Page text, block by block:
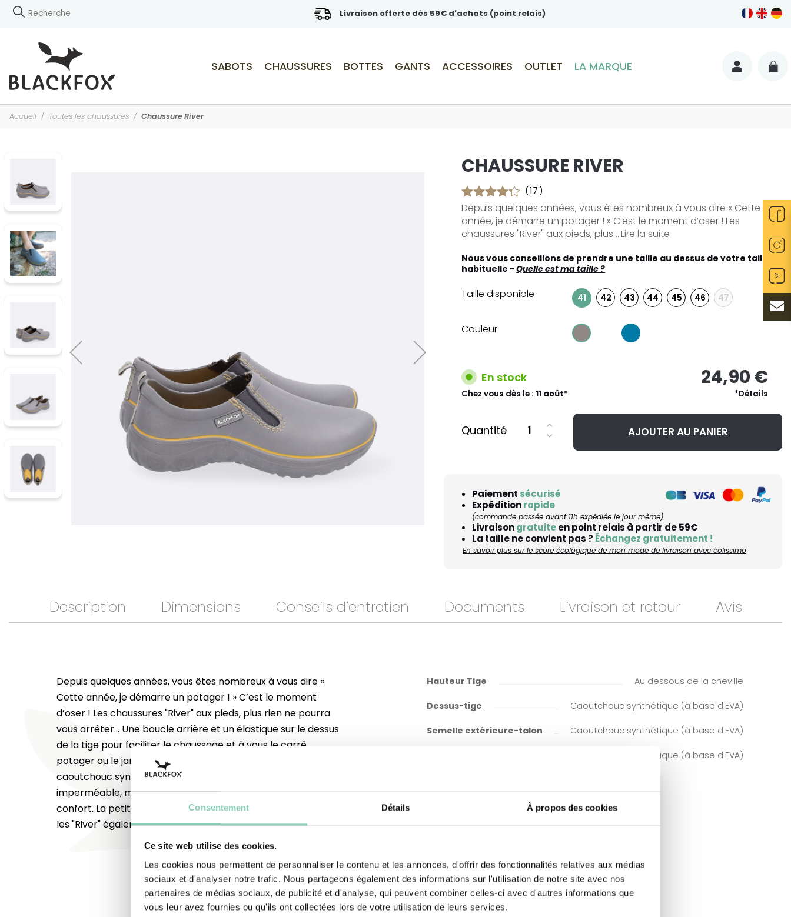
Consentement Détails À propos des cookies
Ce site web utilise des cookies.
Les cookies nous permettent de personnaliser le contenu et les annonces, d'offrir des fonctionnalités relatives aux médias
sociaux et d'analyser notre trafic. Nous partageons également des informations sur l'utilisation de notre site avec nos
partenaires de médias sociaux, de publicité et d'analyse, qui peuvent combiner celles-ci avec d'autres informations que
vous leur avez fournies ou qu'ils ont collectées lors de votre utilisation de leurs services.
Livraison offerte dès 59€ d'achats (point relais)
SABOTS CHAUSSURES BOTTES GANTS ACCESSOIRES OUTLET LA MARQUE
Accueil Toutes les chaussures Chaussure River
CHAUSSURE RIVER
(17)
Depuis quelques années, vous êtes nombreux à vous dire « Cette
année, je démarre un potager ! » C’est le moment d’oser ! Les
chaussures "River" aux pieds, plus ...Lire la suite
Nous vous conseillons de prendre une taille au dessus de votre taille
habituelle -Quelle est ma taille ?
Taille disponible 41 42 43 44 45 46 47
Couleur
En stock 24,90 €
Chez vous dès le :11 août* *Détails
Quantité AJOUTER AU PANIER
Paiement sécurisé
Expéditionrapide
(commande passée avant 11h expédiée le jour même)
Livraisongratuiteen point relais à partir de 59€
La taille ne convient pas ? Échangez gratuitement !
En savoir plus sur le score écologique de mon mode de livraison avec colissimo
Description Dimensions Conseils d’entretien Documents Livraison et retour Avis
Depuis quelques années, vous êtes nombreux à vous dire «
Cette année, je démarre un potager ! » C’est le moment
d’oser ! Les chaussures "River" aux pieds, plus rien ne pourra
vous arrêter... Une boucle arrière et un élastique sur le dessus
de la tige pour faciliter le chaussage et à vous le carré
potager ou le jardin paysagé ! Nous avons conçu ce modèle en
caoutchouc synthétique (base EVA), une matière résistante,
imperméable, mais surtout ultra légère, pour jardiner tout en
confort. La petite touche de style qui donne envie de chausser
les "River" également pour les courses au marché !
Hauteur Tige Au dessous de la cheville
Dessus-tige Caoutchouc synthétique (à base d'EVA)
Semelle extérieure-talon Caoutchouc synthétique (à base d'EVA)
Caoutchouc synthétique (à base d'EVA)